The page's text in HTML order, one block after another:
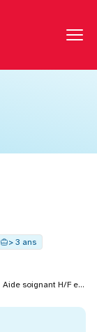
> 3 ans
Aide soignant H/F en Médecine